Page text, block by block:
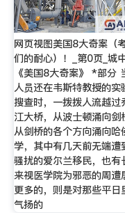
网页视图美国8大奇案（
们的耐心）！_第0页_城
《美国8大奇案》 *部分
人员还在韦斯特教授的实
搜查时，一拨拨人流越过
江大桥，从波士顿涌向剑
从剑桥的各个方向涌向哈
学，其中有几天前无端遭
骚扰的爱尔兰移民，也有
来视医学院为邪恶的周遭
更多的，则是对那些平日
气扬的